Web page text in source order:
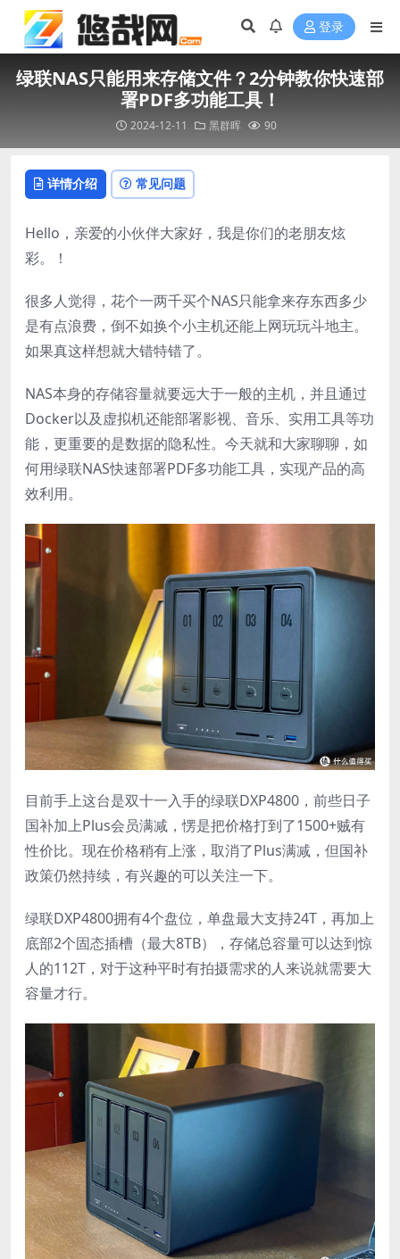
登录
绿联NAS只能用来存储文件？2分钟教你快速部
署PDF多功能工具！
2024-12-11 黑群晖 90
详情介绍 常见问题
Hello，亲爱的小伙伴大家好，我是你们的老朋友炫
彩。️！
很多人觉得，花个一两千买个NAS只能拿来存东西多少
是有点浪费，倒不如换个小主机还能上网玩玩斗地主。
如果真这样想就大错特错了。
NAS本身的存储容量就要远大于一般的主机，并且通过
Docker以及虚拟机还能部署影视、音乐、实用工具等功
能，更重要的是数据的隐私性。今天就和大家聊聊，如
何用绿联NAS快速部署PDF多功能工具，实现产品的高
效利用。
目前手上这台是双十一入手的绿联DXP4800，前些日子
国补加上Plus会员满减，愣是把价格打到了1500+贼有
性价比。现在价格稍有上涨，取消了Plus满减，但国补
政策仍然持续，有兴趣的可以关注一下。
绿联DXP4800拥有4个盘位，单盘最大支持24T，再加上
底部2个固态插槽（最大8TB），存储总容量可以达到惊
人的112T，对于这种平时有拍摄需求的人来说就需要大
容量才行。